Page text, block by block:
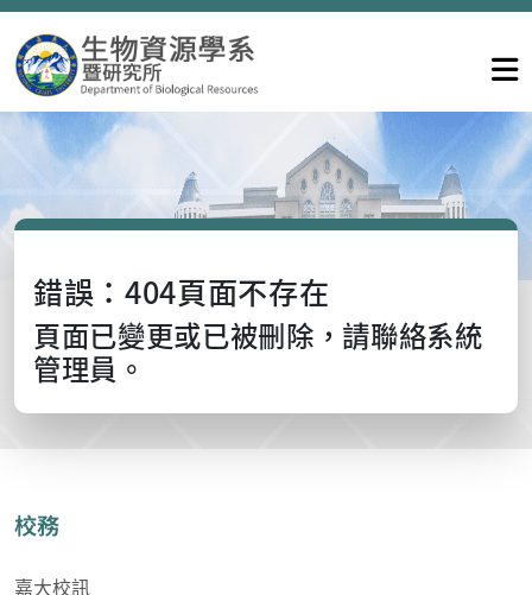
錯誤：404頁面不存在
頁面已變更或已被刪除，請聯絡系統
管理員。
校務
嘉大校訊